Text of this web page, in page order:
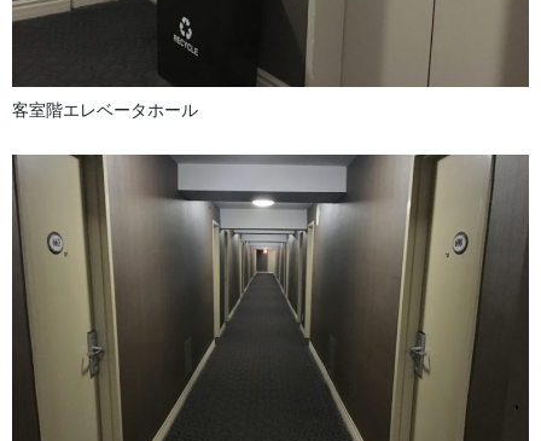
客室階エレベータホール